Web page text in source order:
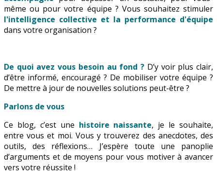
même ou pour votre équipe ? Vous souhaitez stimuler
l'intelligence collective et la performance d'équipe
dans votre organisation ?
De quoi avez vous besoin au fond ? D’y voir plus clair,
d’être informé, encouragé ? De mobiliser votre équipe ?
De mettre à jour de nouvelles solutions peut-être ?
Parlons de vous
Ce blog, c’est une histoire naissante, je le souhaite,
entre vous et moi. Vous y trouverez des anecdotes, des
outils, des réflexions… J’espère toute une panoplie
d’arguments et de moyens pour vous motiver à avancer
vers votre réussite !